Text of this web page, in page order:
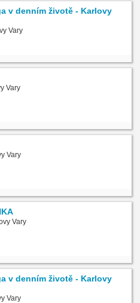
v denním životě - Karlovy
Vary
Vary
Vary
Vary
v denním životě - Karlovy
Vary